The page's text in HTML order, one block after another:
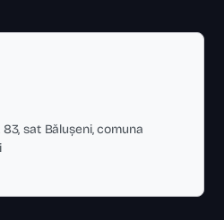
sat Bălușeni, comuna